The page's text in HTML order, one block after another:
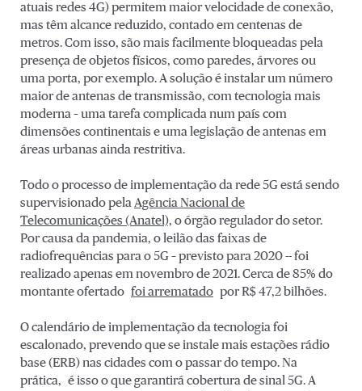
atuais redes 4G) permitem maior velocidade de conexão,
mas têm alcance reduzido, contado em centenas de
metros. Com isso, são mais facilmente bloqueadas pela
presença de objetos físicos, como paredes, árvores ou
uma porta, por exemplo. A solução é instalar um número
maior de antenas de transmissão, com tecnologia mais
moderna – uma tarefa complicada num país com
dimensões continentais e uma legislação de antenas em
áreas urbanas ainda restritiva.
Todo o processo de implementação da rede 5G está sendo
supervisionado pela Agência Nacional de
Telecomunicações (Anatel), o órgão regulador do setor.
Por causa da pandemia, o leilão das faixas de
radiofrequências para o 5G – previsto para 2020 -- foi
realizado apenas em novembro de 2021. Cerca de 85% do
montante ofertado foi arrematado por R$ 47,2 bilhões.
O calendário de implementação da tecnologia foi
escalonado, prevendo que se instale mais estações rádio
base (ERB) nas cidades com o passar do tempo. Na
prática, é isso o que garantirá cobertura de sinal 5G. A